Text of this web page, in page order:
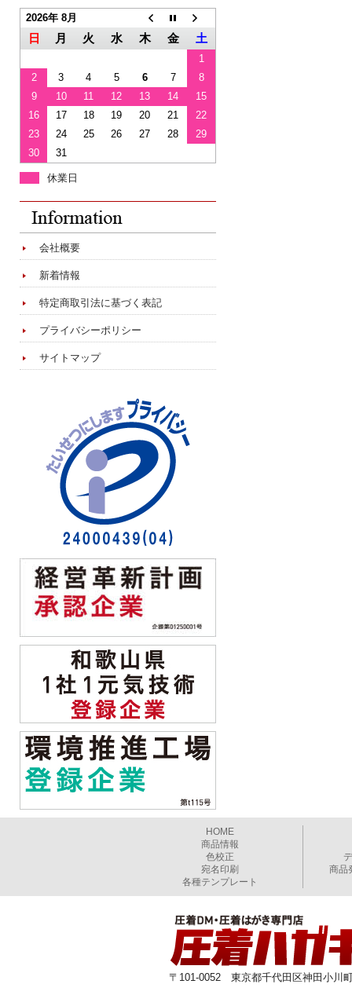
2026年 8月
日 月 火 水 木 金 土
1
2
3 4 5 6 7
8
9
10 11 12 13 14
15
16
17 18 19 20 21
22
23
24 25 26 27 28
29
30
31
休業日
会社概要
新着情報
特定商取引法に基づく表記
プライバシーポリシー
サイトマップ
HOME
商品情報
色校正
宛名印刷
各種テンプレート
商品
〒101-0052 東京都千代田区神田小川